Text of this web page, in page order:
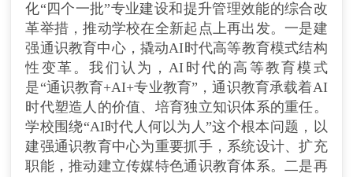
化“四个一批”专业建设和提升管理效能的综合改
革举措，推动学校在全新起点上再出发。一是建
强通识教育中心，撬动AI时代高等教育模式结构
性变革。我们认为，AI时代的高等教育模式
是“通识教育+AI+专业教育”，通识教育承载着AI
时代塑造人的价值、培育独立知识体系的重任。
学校围绕“AI时代人何以为人”这个根本问题，以
建强通识教育中心为重要抓手，系统设计、扩充
职能，推动建立传媒特色通识教育体系。二是再